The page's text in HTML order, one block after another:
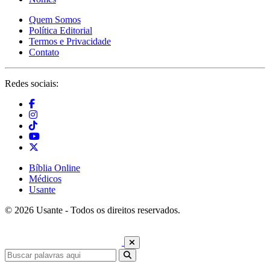
Quem Somos
Política Editorial
Termos e Privacidade
Contato
Redes sociais:
Bíblia Online
Médicos
Usante
© 2026 Usante - Todos os direitos reservados.